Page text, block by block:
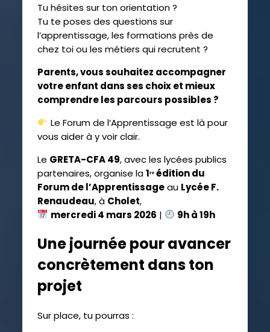
Tu hésites sur ton orientation ?
Tu te poses des questions sur
l’apprentissage, les formations près de
chez toi ou les métiers qui recrutent ?
Parents, vous souhaitez accompagner
votre enfant dans ses choix et mieux
comprendre les parcours possibles ?
Le Forum de l’Apprentissage est là pour
vous aider à y voir clair.
Le GRETA-CFA 49, avec les lycées publics
partenaires, organise la1ʳᵉ édition du
Forum de l’Apprentissageau Lycée F.
Renaudeau, à Cholet,
mercredi 4 mars 2026 | 9h à 19h
Une journée pour avancer
concrètement dans ton
projet
Sur place, tu pourras :